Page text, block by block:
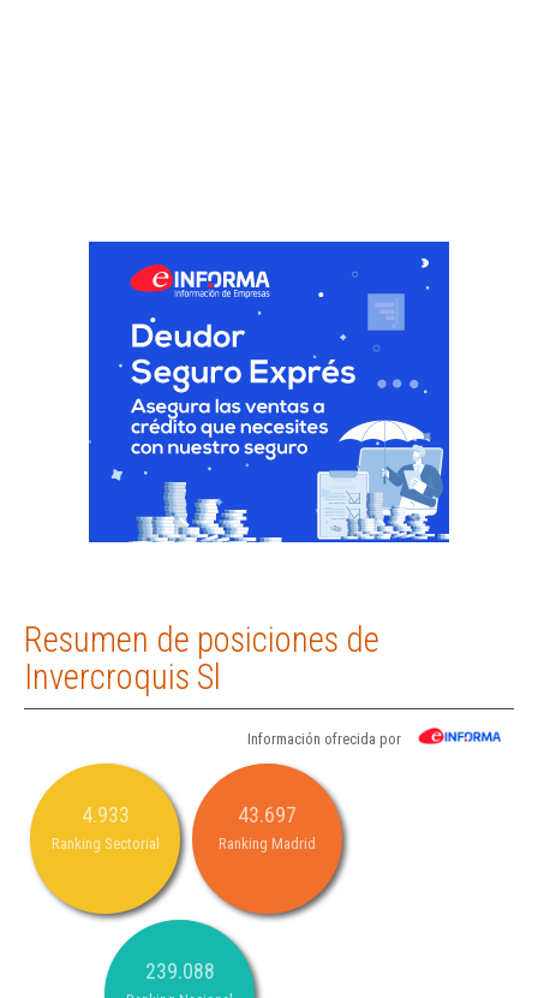
Resumen de posiciones de
Invercroquis Sl
Información ofrecida por
4.933
Ranking Sectorial
43.697
Ranking Madrid
239.088